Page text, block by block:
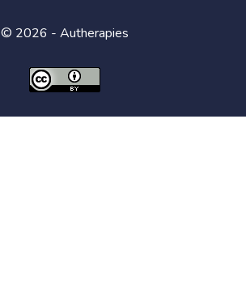
© 2026 - Autherapies